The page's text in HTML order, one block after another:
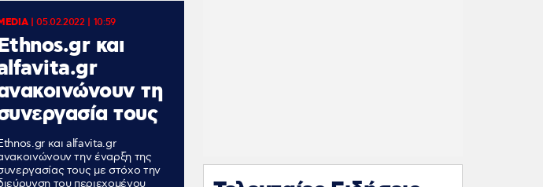
|05.02.2022 | 10:59
και
τη
τους
και alfavita.gr
την έναρξη της
τους με στόχο την
του περιεχομένου